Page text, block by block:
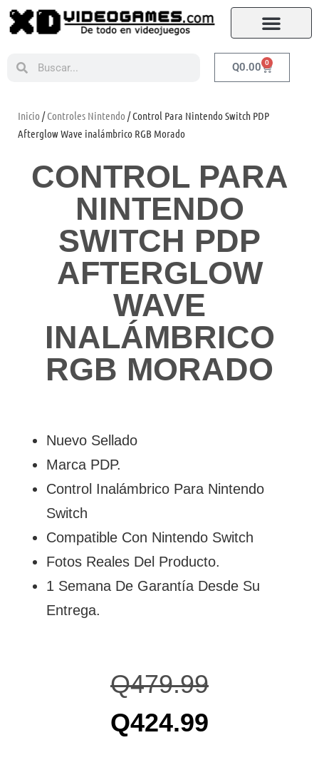
Q0.00 0
Inicio /Controles Nintendo / Control Para Nintendo Switch PDP
Afterglow Wave inalámbrico RGB Morado
CONTROL PARA
NINTENDO
SWITCH PDP
AFTERGLOW
WAVE
INALÁMBRICO
RGB MORADO
Nuevo Sellado
Marca PDP.
Control Inalámbrico Para Nintendo
Switch
Compatible Con Nintendo Switch
Fotos Reales Del Producto.
1 Semana De Garantía Desde Su
Entrega.
Q479.99
Q424.99